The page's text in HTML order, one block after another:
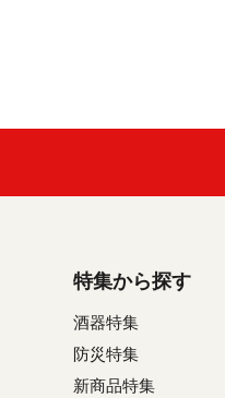
特集から探す
酒器特集
防災特集
新商品特集